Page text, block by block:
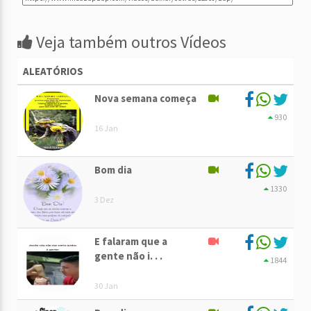
Veja também outros Vídeos
ALEATÓRIOS
Nova semana começa
16 Jan
930
Bom dia
3 Dez
1330
E falaram que a
gente não i. . .
30 Jan
1844